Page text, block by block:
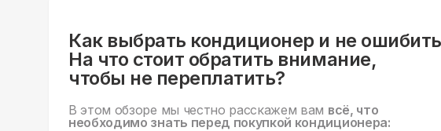
Как выбрать кондиционер и не
На что стоит обратить внимание,
чтобы не переплатить?
В этом обзоре мы честно расскажем вам всё, что
необходимо знать перед покупкой кондиционера: